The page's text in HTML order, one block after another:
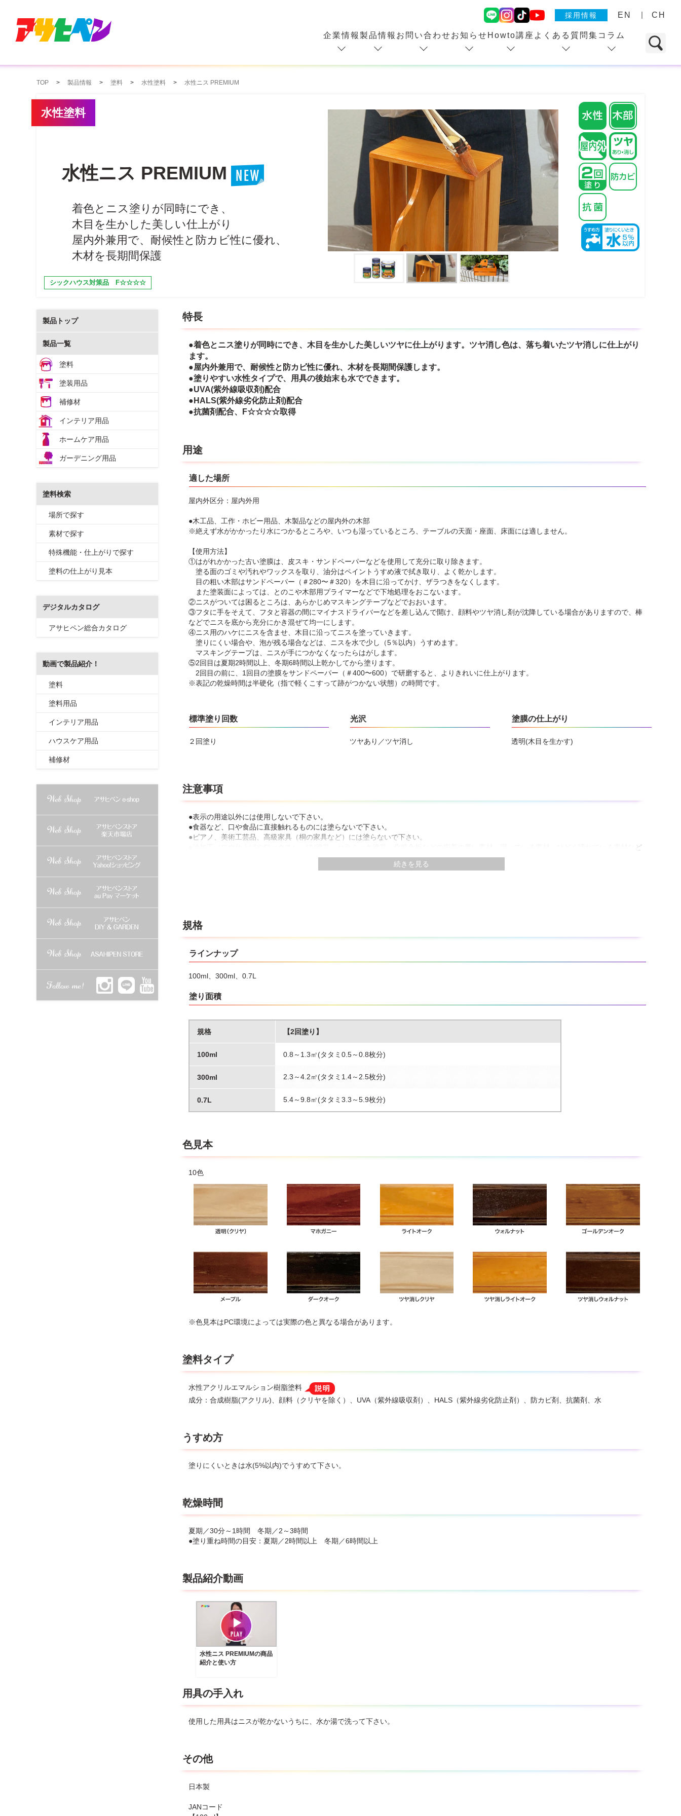
採用情報 EN CH
企業情報 製品情報 お問い合わせお知らせ Howto講座 よくある質問集 コラム
TOP 製品情報 塗料 水性塗料 水性ニス PREMIUM
水性塗料
水性ニス PREMIUM
着色とニス塗りが同時にでき、
木目を生かした美しい仕上がり
屋内外兼用で、耐候性と防カビ性に優れ、
木材を長期間保護
シックハウス対策品 F☆☆☆☆
特長
●着色とニス塗りが同時にでき、木目を生かした美しいツヤに仕上がります。ツヤ消し色は、落ち着いたツヤ消しに仕上がり
ます。
●屋内外兼用で、耐候性と防カビ性に優れ、木材を長期間保護します。
●塗りやすい水性タイプで、用具の後始末も水でできます。
●UVA(紫外線吸収剤)配合
●HALS(紫外線劣化防止剤)配合
●抗菌剤配合、F☆☆☆☆取得
用途
適した場所
屋内外区分：屋内外用
●木工品、工作・ホビー用品、木製品などの屋内外の木部
※絶えず水がかかったり水につかるところや、いつも湿っているところ、テーブルの天面・座面、床面には適しません。
【使用方法】
①はがれかかった古い塗膜は、皮スキ・サンドペーパーなどを使用して充分に取り除きます。
塗る面のゴミや汚れやワックスを取り、油分はペイントうすめ液で拭き取り、よく乾かします。
目の粗い木部はサンドペーパー（＃280〜＃320）を木目に沿ってかけ、ザラつきをなくします。
また塗装面によっては、とのこや木部用プライマーなどで下地処理をおこないます。
②ニスがついては困るところは、あらかじめマスキングテープなどでおおいます。
③フタに手をそえて、フタと容器の間にマイナスドライバーなどを差し込んで開け、顔料やツヤ消し剤が沈降している場合がありますので、棒
などでニスを底から充分にかき混ぜて均一にします。
④ニス用のハケにニスを含ませ、木目に沿ってニスを塗っていきます。
塗りにくい場合や、泡が残る場合などは、ニスを水で少し（5％以内）うすめます。
マスキングテープは、ニスが手につかなくなったらはがします。
⑤2回目は夏期2時間以上、冬期6時間以上乾かしてから塗ります。
2回目の前に、1回目の塗膜をサンドペーパー（＃400〜600）で研磨すると、よりきれいに仕上がります。
※表記の乾燥時間は半硬化（指で軽くこすって跡がつかない状態）の時間です。
標準塗り回数
２回塗り
光沢
ツヤあり／ツヤ消し
塗膜の仕上がり
透明(木目を生かす)
注意事項
●表示の用途以外には使用しないで下さい。
●食器など、口や食品に直接触れるものには塗らないで下さい。
●ピアノ、美術工芸品、高級家具（桐の家具など）には塗らないで下さい。
●油加工（ロウ仕上げやワックス）、UV塗装、セラミック塗装、化粧合板などの密着の悪い素材、湿っている素材、ひどく汚れている素材など
●体調の悪いとき、アレルギー・化学物質に敏感な人は使用しないで下さい。
●塗るときおよび塗ったニスが乾くまでの間も、5℃以下にならないような時間に塗って下さい。
●乾燥が遅くなったり、泡が残ったりしますので、一度に厚く塗らないで下さい。
●塗装はニス用の化繊ハケが適しています。獣毛が混ざったハケを使用するとハケが固まる場合があります。また、ローラー、コテバケでの塗
装は泡立ちますので、避けて下さい。
●ヤニのある箇所は、ラッカーうすめ液でヤニを充分に拭き取って下さい。また、ヤニやアクの多い下地に塗装した場合、乾燥が著しく遅くな
●塗り面積・乾燥時間は、素材・塗り方・気象条件などにより異なります。
●やむをえずニスを捨てるときは、アサヒペン水性・油性兼用塗料固化剤で固化するか、新聞紙などに塗り広げ、乾かしてから一般ゴミとして
処分して下さい。
続きを見る
規格
ラインナップ
100ml、300ml、0.7L
塗り面積
規格 【2回塗り】
100ml 0.8～1.3㎡(タタミ0.5～0.8枚分)
300ml 2.3～4.2㎡(タタミ1.4～2.5枚分)
0.7L 5.4～9.8㎡(タタミ3.3～5.9枚分)
色見本
10色
※色見本はPC環境によっては実際の色と異なる場合があります。
塗料タイプ
水性アクリルエマルション樹脂塗料
成分：合成樹脂(アクリル)、顔料（クリヤを除く）、UVA（紫外線吸収剤）、HALS（紫外線劣化防止剤）、防カビ剤、抗菌剤、水
うすめ方
塗りにくいときは水(5%以内)でうすめて下さい。
乾燥時間
夏期／30分～1時間 冬期／2～3時間
●塗り重ね時間の目安：夏期／2時間以上 冬期／6時間以上
製品紹介動画
水性ニス PREMIUMの商品
紹介と使い方
用具の手入れ
使用した用具はニスが乾かないうちに、水か湯で洗って下さい。
その他
日本製
JANコード
製品トップ
製品一覧
塗料
塗装用品
補修材
インテリア用品
ホームケア用品
ガーデニング用品
塗料検索
場所で探す
素材で探す
特殊機能・仕上がりで探す
塗料の仕上がり見本
デジタルカタログ
アサヒペン総合カタログ
動画で製品紹介！
塗料
塗料用品
インテリア用品
ハウスケア用品
補修材